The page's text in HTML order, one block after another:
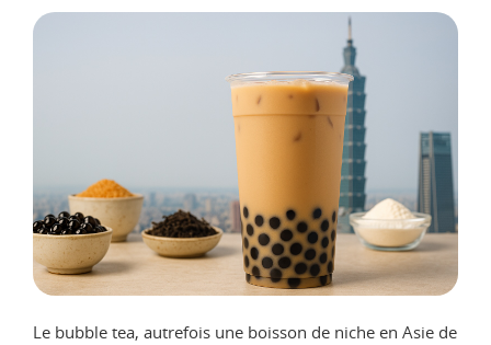
Le bubble tea, autrefois une boisson de niche en Asie de